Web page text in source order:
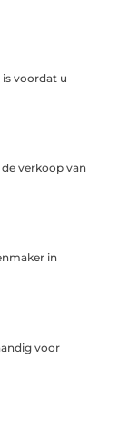
voordat u
verkoop van
in
voor